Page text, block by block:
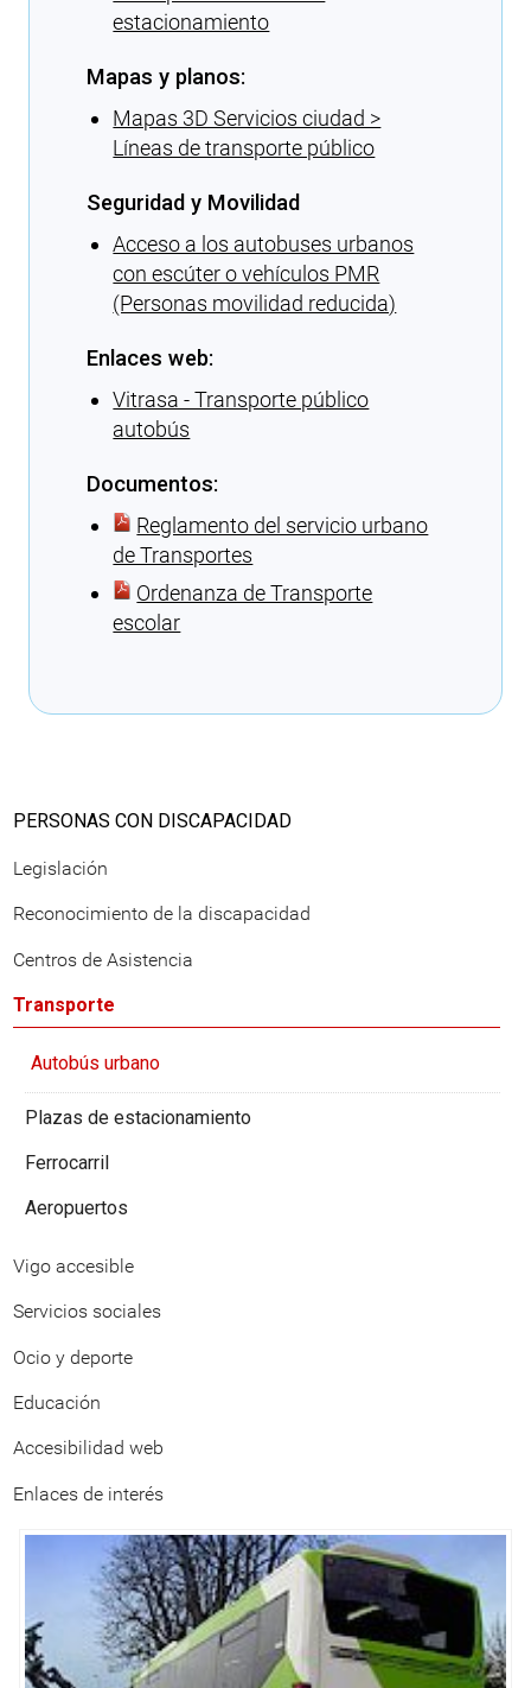
estacionamiento
Mapas y planos:
Mapas 3D Servicios ciudad >
Líneas de transporte público
Seguridad y Movilidad
Acceso a los autobuses urbanos
con escúter o vehículos PMR
(Personas movilidad reducida)
Enlaces web:
Vitrasa - Transporte público
autobús
Documentos:
Reglamento del servicio urbano
de Transportes
Ordenanza de Transporte
escolar
PERSONAS CON DISCAPACIDAD
Legislación
Reconocimiento de la discapacidad
Centros de Asistencia
Transporte
Autobús urbano
Plazas de estacionamiento
Ferrocarril
Aeropuertos
Vigo accesible
Servicios sociales
Ocio y deporte
Educación
Accesibilidad web
Enlaces de interés